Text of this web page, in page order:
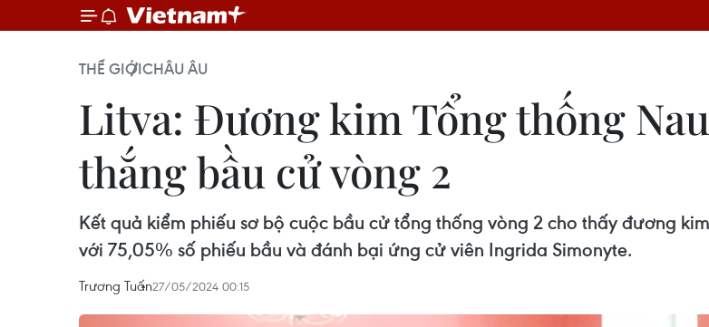
THẾ GIỚICHÂU ÂU
Litva: Đương kim Tổng thống
thắng bầu cử vòng 2
Kết quả kiểm phiếu sơ bộ cuộc bầu cử tổng thống vòng 2 cho thấy đương
với 75,05% số phiếu bầu và đánh bại ứng cử viên Ingrida Simonyte.
Trương Tuấn27/05/2024 00:15